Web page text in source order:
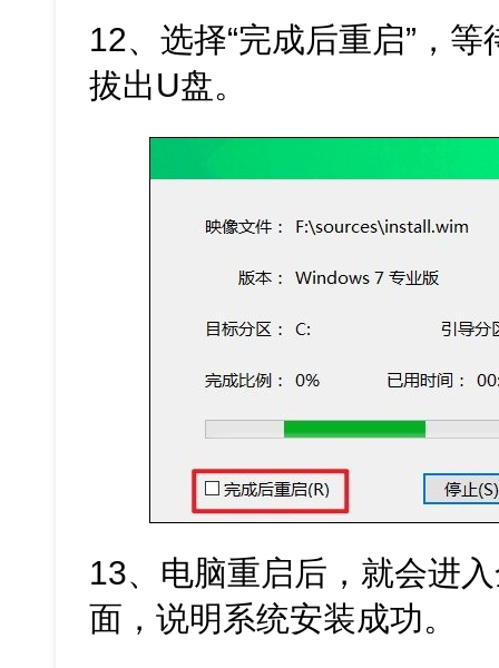
12、选择“完成后重启”，
拔出U盘。
13、电脑重启后，就会进
面，说明系统安装成功。